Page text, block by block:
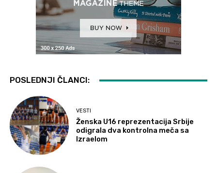
POSLEDNJI ČLANCI:
VESTI
Ženska U16 reprezentacija Srbije
odigrala dva kontrolna meča sa
Izraelom